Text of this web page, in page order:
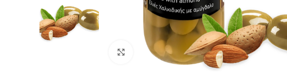
Μεγέθυνση